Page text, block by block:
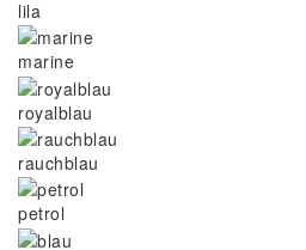
lila
marine
royalblau
rauchblau
petrol